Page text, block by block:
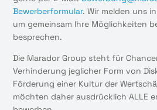
Bewerberformular. Wir melden uns
um gemeinsam Ihre Möglichkeiten
besprechen.
Die Marador Group steht für
Verhinderung jeglicher Form von
Förderung einer Kultur der
möchten daher ausdrücklich ALLE